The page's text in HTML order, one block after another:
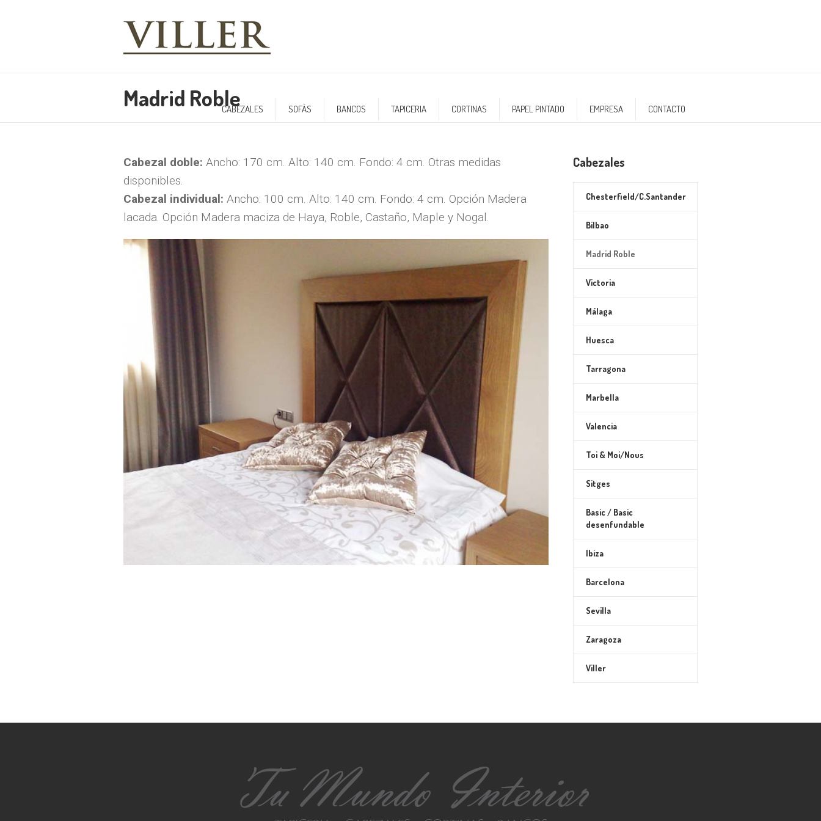
CABEZALES SOFÁS BANCOS TAPICERIA CORTINAS PAPEL PINTADO EMPRESA CONTACTO
Madrid Roble
Cabezal doble: Ancho: 170 cm. Alto: 140 cm. Fondo: 4 cm. Otras medidas
disponibles.
Cabezal individual: Ancho: 100 cm. Alto: 140 cm. Fondo: 4 cm. Opción Madera
lacada. Opción Madera maciza de Haya, Roble, Castaño, Maple y Nogal.
Cabezales
Chesterfield/C.Santander
Bilbao
Madrid Roble
Victoria
Málaga
Huesca
Tarragona
Marbella
Valencia
Toi & Moi/Nous
Sitges
Basic / Basic
desenfundable
Ibiza
Barcelona
Sevilla
Zaragoza
Viller